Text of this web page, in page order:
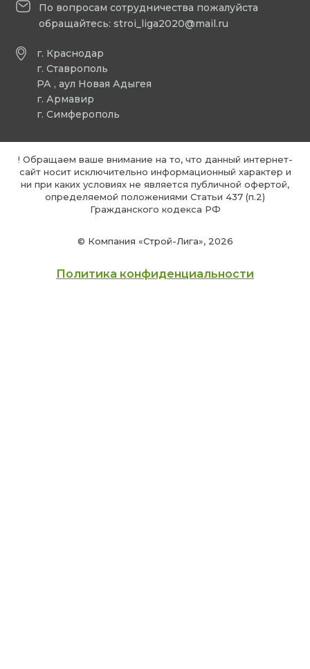
г. Краснодар
г. Ставрополь
РА , аул Новая Адыгея
г. Армавир
г. Симферополь
По вопросам сотрудничества пожалуйста
обращайтесь: stroi_liga2020@mail.ru
© Компания «Строй-Лига», 2026
! Обращаем ваше внимание на то, что данный интернет-
сайт носит исключительно информационный характер и
ни при каких условиях не является публичной офертой,
определяемой положениями Статьи 437 (п.2)
Гражданского кодекса РФ
Политика конфиденциальности